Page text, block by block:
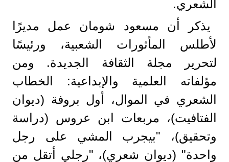
الشعري.
يذكر أن مسعود شومان عمل مديرًا
لأطلس المأثورات الشعبية، ورئيسًا
لتحرير مجلة الثقافة الجديدة. ومن
مؤلفاته العلمية والإبداعية: الخطاب
الشعري في الموال، أول بروفة (ديوان
الفتافيت)، مربعات ابن عروس (دراسة
وتحقيق)، "بيجرب المشي على رجل
واحدة" (ديوان شعري)، "رجلي أتقل من